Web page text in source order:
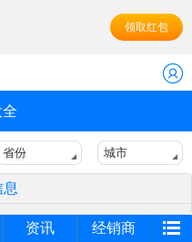
领取红包
省份 城市
资讯 经销商